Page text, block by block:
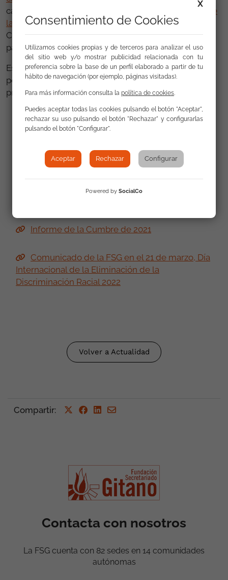
cabe mencionar la creación del
Foro Permanente de
la Sociedad Civil contra el Racismo, que apoya a la
Comisión en la implementación del plan de acción y
participa en una variedad de procesos consultivos.
Esta II Cumbre Europea contra el Racismo de 2022
podrá ser seguida desdela webhabilitada para ello,
previa inscripción y registro.
Enlaces
WEB Welcome to the European Anti-Racism
Informe de la Cumbre de 2021
Comunicado de la FSG en el 21 de marzo, Día
Internacional de la Eliminación de la
Discriminación Racial 2022
Volver a Actualidad
Compartir:
Contacta con nosotros
La FSG cuenta con 82 sedes en 14 comunidades
autónomas
X
Consentimiento de Cookies
Utilizamos cookies propias y de terceros para analizar el uso
del sitio web y/o mostrar publicidad relacionada con tu
preferencia sobre la base de un perfil elaborado a partir de tu
hábito de navegación (por ejemplo, páginas visitadas).
Para más información consulta la política de cookies.
Puedes aceptar todas las cookies pulsando el botón "Aceptar",
rechazar su uso pulsando el botón "Rechazar" y configurarlas
pulsando el botón "Configurar".
Aceptar Rechazar Configurar
Powered by SocialCo